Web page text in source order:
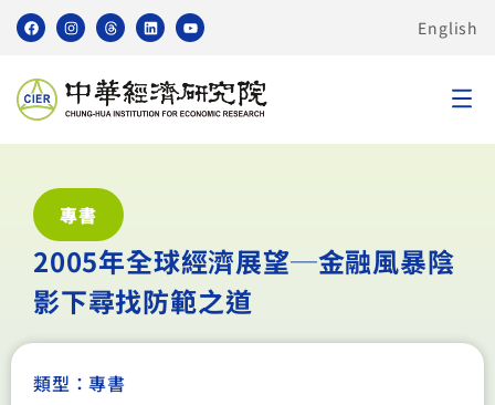
English
專書
2005年全球經濟展望─金融風暴陰
影下尋找防範之道
類型：專書